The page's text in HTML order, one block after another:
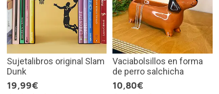
Sujetalibros original Slam
Dunk
19,99€
Vaciabolsillos en forma
de perro salchicha
10,80€